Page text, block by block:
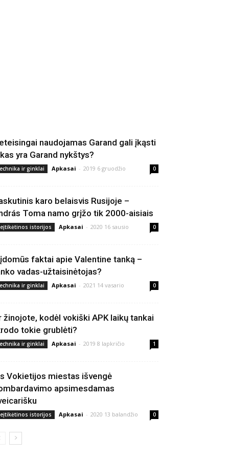
naudojamas Garand gali įkąsti
yra Garand nykštys?
ir ginklai Apkasai - 2019 6 gruodžio 0
karo belaisvis Rusijoje –
Toma namo grįžo tik 2000-aisiais
istorijos Apkasai - 2020 16 sausio 0
faktai apie Valentine tanką –
vadas-užtaisinėtojas?
ir ginklai Apkasai - 2021 14 vasario 0
žinojote, kodėl vokiški APK laikų tankai
tokie grublėti?
ir ginklai Apkasai - 2019 8 lapkričio 1
Vokietijos miestas išvengė
apsimesdamas
istorijos Apkasai - 2020 13 balandžio 0